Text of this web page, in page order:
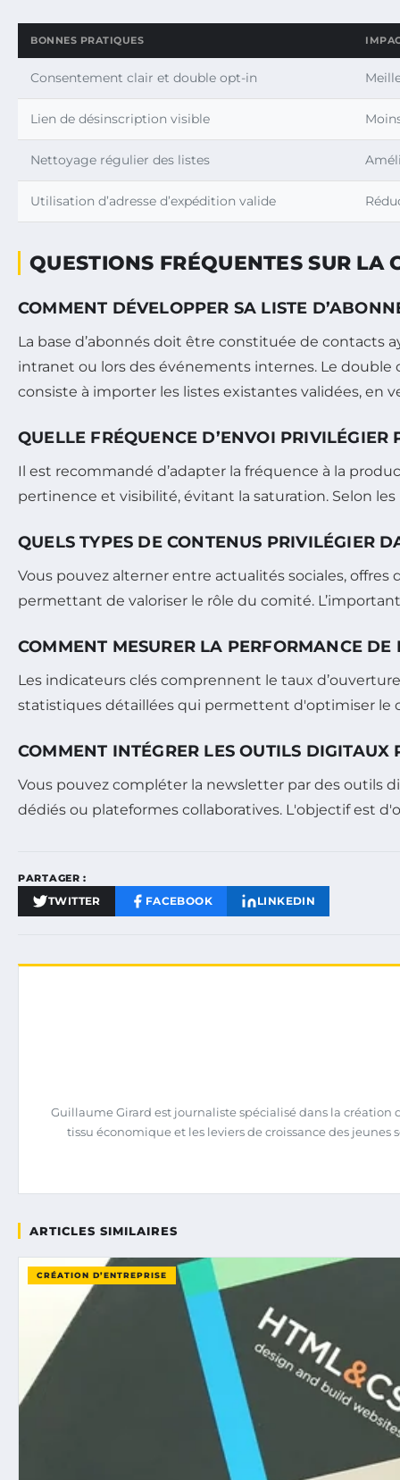
BONNES PRATIQUES
Consentement clair et double opt-in
Lien de désinscription visible
Nettoyage régulier des listes
Utilisation d’adresse d’expédition valide
QUESTIONS FRÉQUENTES SUR LA
COMMENT DÉVELOPPER SA LISTE
La base d’abonnés doit être constituée de contacts
intranet ou lors des événements internes. Le
consiste à importer les listes existantes validées, en
QUELLE FRÉQUENCE D’ENVOI
Il est recommandé d’adapter la fréquence à la
pertinence et visibilité, évitant la saturation. Selon
QUELS TYPES DE CONTENUS PRIVILÉGIER
Vous pouvez alterner entre actualités sociales, offres
permettant de valoriser le rôle du comité.
COMMENT MESURER LA PERFORMANCE DE
Les indicateurs clés comprennent le taux
statistiques détaillées qui permettent d'optimiser le
COMMENT INTÉGRER LES OUTILS
Vous pouvez compléter la newsletter par des outils
dédiés ou plateformes collaboratives. L'objectif est
PARTAGER :
TWITTER FACEBOOK LINKEDIN
Guillaume Girard est journaliste spécialisé dans la création
tissu économique et les leviers de croissance des
ARTICLES SIMILAIRES
CRÉATION D’ENTREPRISE